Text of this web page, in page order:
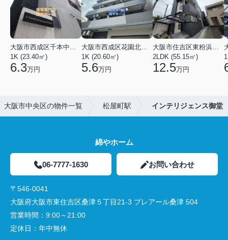
大阪市西成区千本中２丁目
1K (23.40㎡)
6.3万円
大阪市西成区花園北２丁目
1K (20.60㎡)
5.6万円
大阪市住吉区東粉浜２丁目
2LDK (55.15㎡)
12.5万円
大阪市中央区の物件一覧 松屋町駅 インテリジェンス御堂
綿やホーム
06-7777-1630 お問い合わせ
〒546-0041
大阪府大阪市東住吉区桑津５丁目21-3 プレアール桑津 504
営業時間： 9:00～21:00
定休日： 年中無休